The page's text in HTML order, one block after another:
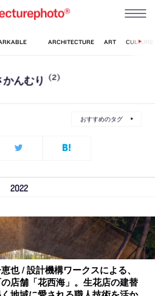
んむり (2)
おすすめのタグ
2022
也 / 設計機構ワークスによる、
店舗「花西海」。生花店の建替